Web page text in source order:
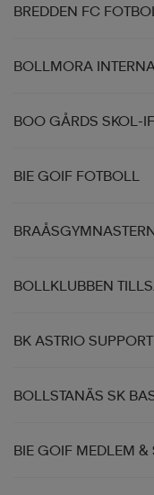
BREDDEN FC
BOLLMORA
BOO GÅRDS SKOL-
BIE GOIF FOTBOLL
BOLLKLUBBEN
BK ASTRIO
BOLLSTANÄS SK
BIE GOIF MEDLEM &